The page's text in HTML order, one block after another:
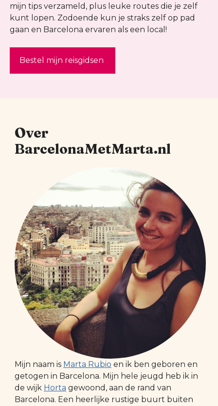
mijn tips verzameld, plus leuke routes die je zelf
kunt lopen. Zodoende kun je straks zelf op pad
gaan en Barcelona ervaren als een local!
Bestel mijn reisgidsen
Over
BarcelonaMetMarta.nl
Mijn naam is Marta Rubio en ik ben geboren en
getogen in Barcelona. Mijn hele jeugd heb ik in
de wijk Horta gewoond, aan de rand van
Barcelona. Een heerlijke rustige buurt buiten